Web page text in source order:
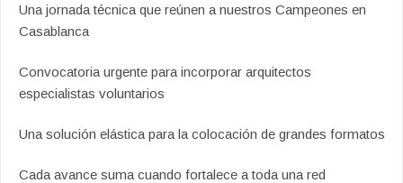
Una jornada técnica que reúnen a nuestros Campeones en
Casablanca
Convocatoria urgente para incorporar arquitectos
especialistas voluntarios
Una solución elástica para la colocación de grandes formatos
Cada avance suma cuando fortalece a toda una red